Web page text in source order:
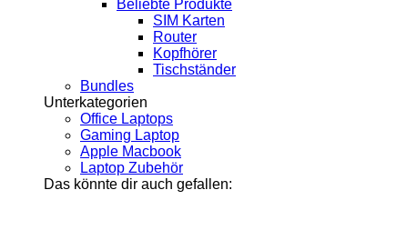
Beliebte Produkte
SIM Karten
Router
Kopfhörer
Tischständer
Bundles
Unterkategorien
Office Laptops
Gaming Laptop
Apple Macbook
Laptop Zubehör
Das könnte dir auch gefallen: